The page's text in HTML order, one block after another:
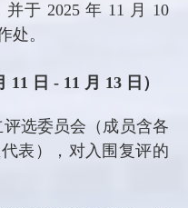
于 2025 年 11 月 10
处。
11 日 - 11 月 13 日）
选委员会（成员含各
表），对入围复评的